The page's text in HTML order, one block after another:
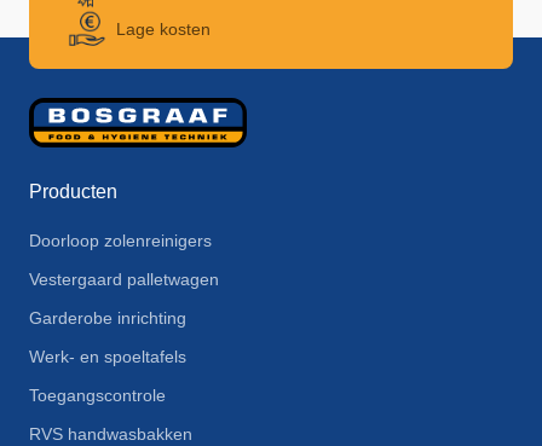
Lage kosten
Producten
Doorloop zolenreinigers
Vestergaard palletwagen
Garderobe inrichting
Werk- en spoeltafels
Toegangscontrole
RVS handwasbakken